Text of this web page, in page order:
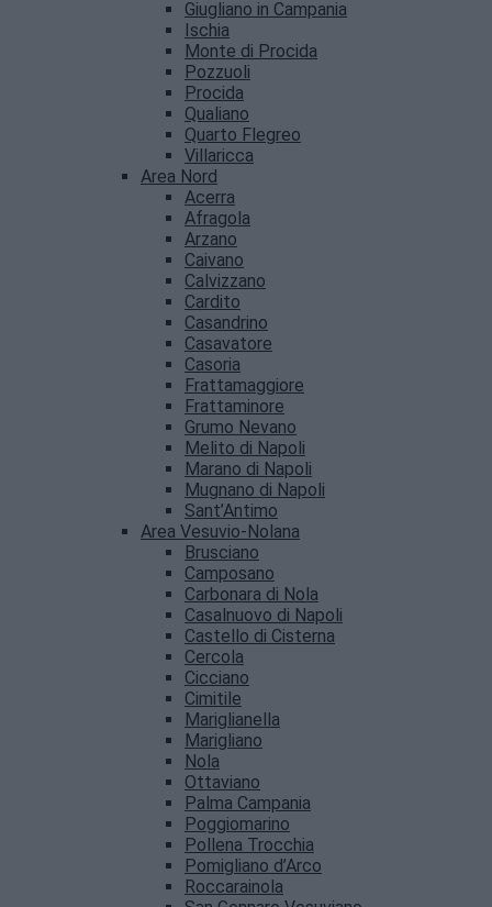
Giugliano in Campania
Ischia
Monte di Procida
Pozzuoli
Procida
Qualiano
Quarto Flegreo
Villaricca
Area Nord
Acerra
Afragola
Arzano
Caivano
Calvizzano
Cardito
Casandrino
Casavatore
Casoria
Frattamaggiore
Frattaminore
Grumo Nevano
Melito di Napoli
Marano di Napoli
Mugnano di Napoli
Sant’Antimo
Area Vesuvio-Nolana
Brusciano
Camposano
Carbonara di Nola
Casalnuovo di Napoli
Castello di Cisterna
Cercola
Cicciano
Cimitile
Mariglianella
Marigliano
Nola
Ottaviano
Palma Campania
Poggiomarino
Pollena Trocchia
Pomigliano d’Arco
Roccarainola